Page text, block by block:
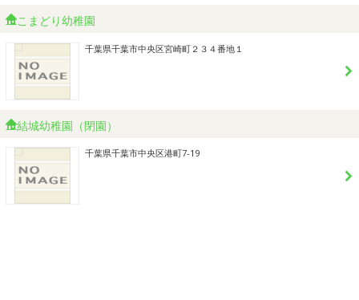
こまどり幼稚園
千葉県千葉市中央区宮崎町２３４番地１
結城幼稚園（閉園）
千葉県千葉市中央区港町7-19